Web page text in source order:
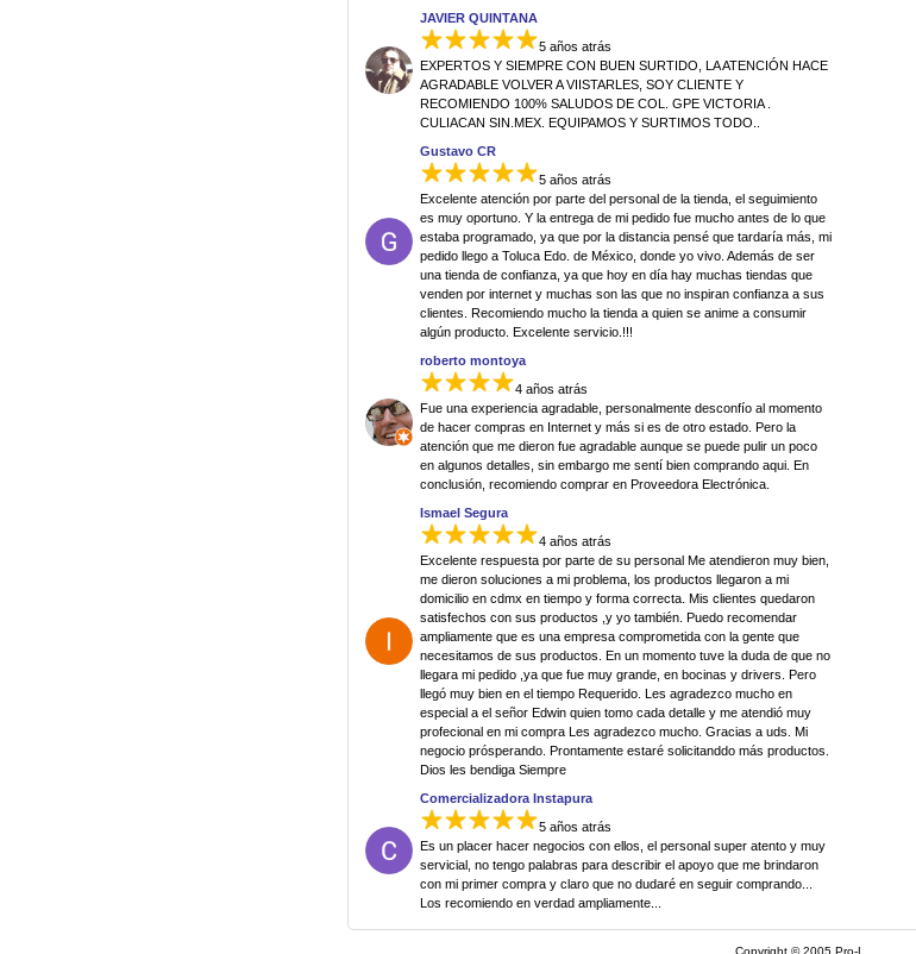
JAVIER QUINTANA
5 años atrás
EXPERTOS Y SIEMPRE CON BUEN SURTIDO, LA ATENCIÓN HACE
AGRADABLE VOLVER A VIISTARLES, SOY CLIENTE Y
RECOMIENDO 100% SALUDOS DE COL. GPE VICTORIA .
CULIACAN SIN.MEX. EQUIPAMOS Y SURTIMOS TODO..
Gustavo CR
5 años atrás
Excelente atención por parte del personal de la tienda, el seguimiento
es muy oportuno. Y la entrega de mi pedido fue mucho antes de lo que
estaba programado, ya que por la distancia pensé que tardaría más, mi
pedido llego a Toluca Edo. de México, donde yo vivo. Además de ser
una tienda de confianza, ya que hoy en día hay muchas tiendas que
venden por internet y muchas son las que no inspiran confianza a sus
clientes. Recomiendo mucho la tienda a quien se anime a consumir
algún producto. Excelente servicio.!!!
roberto montoya
4 años atrás
Fue una experiencia agradable, personalmente desconfío al momento
de hacer compras en Internet y más si es de otro estado. Pero la
atención que me dieron fue agradable aunque se puede pulir un poco
en algunos detalles, sin embargo me sentí bien comprando aqui. En
conclusión, recomiendo comprar en Proveedora Electrónica.
Ismael Segura
4 años atrás
Excelente respuesta por parte de su personal Me atendieron muy bien,
me dieron soluciones a mi problema, los productos llegaron a mi
domicilio en cdmx en tiempo y forma correcta. Mis clientes quedaron
satisfechos con sus productos ,y yo también. Puedo recomendar
ampliamente que es una empresa comprometida con la gente que
necesitamos de sus productos. En un momento tuve la duda de que no
llegara mi pedido ,ya que fue muy grande, en bocinas y drivers. Pero
llegó muy bien en el tiempo Requerido. Les agradezco mucho en
especial a el señor Edwin quien tomo cada detalle y me atendió muy
profecional en mi compra Les agradezco mucho. Gracias a uds. Mi
negocio prósperando. Prontamente estaré solicitanddo más productos.
Dios les bendiga Siempre
Comercializadora Instapura
5 años atrás
Es un placer hacer negocios con ellos, el personal super atento y muy
servicial, no tengo palabras para describir el apoyo que me brindaron
con mi primer compra y claro que no dudaré en seguir comprando...
Los recomiendo en verdad ampliamente...
Copyright © 2005 Pro-L